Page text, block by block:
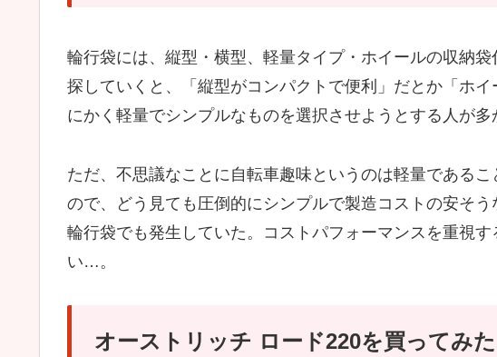
輪行袋には、縦型・横型、軽量タイプ・ホイールの収納
探していくと、「縦型がコンパクトで便利」だとか「ホ
にかく軽量でシンプルなものを選択させようとする人が多
ただ、不思議なことに自転車趣味というのは軽量である
ので、どう見ても圧倒的にシンプルで製造コストの安そ
輪行袋でも発生していた。コストパフォーマンスを重視
い…。
オーストリッチ ロード220を買ってみた